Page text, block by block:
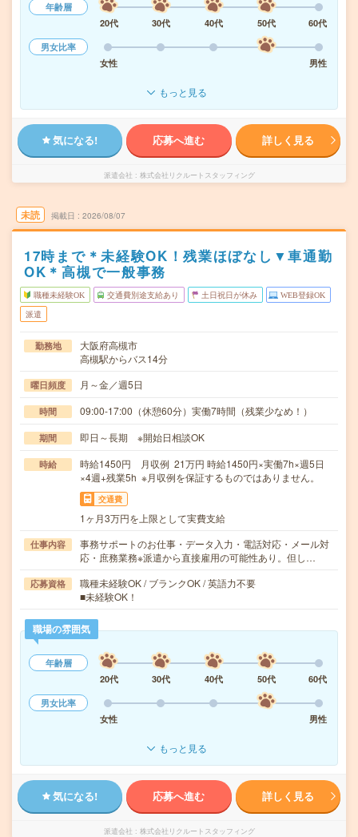
年齢層
20代
30代 40代 50代
60代
男女比率
女性
男性
もっと見る
気になる! 応募へ進む 詳しく見る
派遣会社 株式会社リクルートスタッフィング
未読 掲載日 2026/08/07
17時まで＊未経験OK！残業ほぼなし▼車通勤
OK＊高槻で一般事務
職種未経験OK 交通費別途支給あり 土日祝日が休み WEB登録OK
派遣
勤務地
大阪府高槻市
高槻駅からバス14分
曜日頻度 月～金／週5日
時間 09:00-17:00（休憩60分）実働7時間（残業少なめ！）
期間 即日～長期 ※開始日相談OK
時給
時給1450円 月収例 21万円 時給1450円×実働7h×週5日
×4週+残業5h ※月収例を保証するものではありません。
交通費
1ヶ月3万円を上限として実費支給
仕事内容
事務サポートのお仕事・データ入力・電話対応・メール対
応・庶務業務※派遣から直接雇用の可能性あり。但し…
応募資格
職種未経験OK / ブランクOK / 英語力不要
■未経験OK！
職場の雰囲気
年齢層
20代
30代 40代 50代
60代
男女比率
女性
男性
もっと見る
気になる! 応募へ進む 詳しく見る
派遣会社 株式会社リクルートスタッフィング